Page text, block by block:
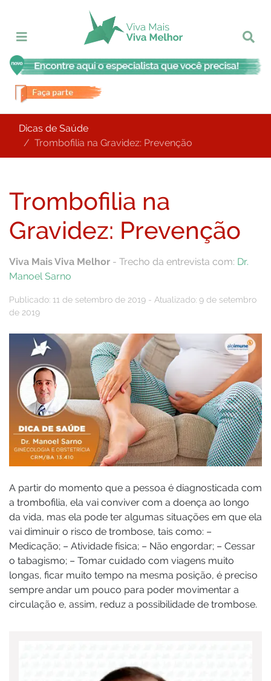
Dicas de Saúde
Trombofilia na Gravidez: Prevenção
Trombofilia na
Gravidez: Prevenção
Viva Mais Viva Melhor - Trecho da entrevista com: Dr.
Manoel Sarno
Publicado: 11 de setembro de 2019 - Atualizado: 9 de setembro
de 2019
A partir do momento que a pessoa é diagnosticada com
a trombofilia, ela vai conviver com a doença ao longo
da vida, mas ela pode ter algumas situações em que ela
vai diminuir o risco de trombose, tais como: –
Medicação; – Atividade física; – Não engordar; – Cessar
o tabagismo; – Tomar cuidado com viagens muito
longas, ficar muito tempo na mesma posição, é preciso
sempre andar um pouco para poder movimentar a
circulação e, assim, reduz a possibilidade de trombose.